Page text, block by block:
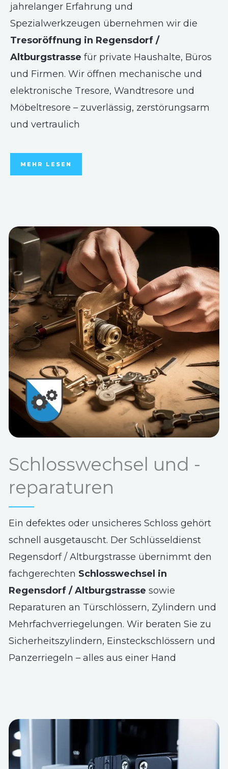
jahrelanger Erfahrung und
Spezialwerkzeugen übernehmen wir die
Tresoröffnung in Regensdorf /
Altburgstrasse für private Haushalte, Büros
und Firmen. Wir öffnen mechanische und
elektronische Tresore, Wandtresore und
Möbeltresore – zuverlässig, zerstörungsarm
und vertraulich
MEHR LESEN
Schlosswechsel und -
reparaturen
Ein defektes oder unsicheres Schloss gehört
schnell ausgetauscht. Der Schlüsseldienst
Regensdorf / Altburgstrasse übernimmt den
fachgerechten Schlosswechsel in
Regensdorf / Altburgstrasse sowie
Reparaturen an Türschlössern, Zylindern und
Mehrfachverriegelungen. Wir beraten Sie zu
Sicherheitszylindern, Einsteckschlössern und
Panzerriegeln – alles aus einer Hand